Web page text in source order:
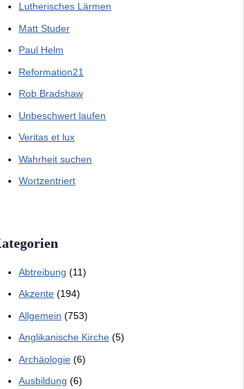
Lutherisches Lärmen
Matt Studer
Paul Helm
Reformation21
Rob Bradshaw
Unbeschwert laufen
Veritas et lux
Wahrheit suchen
Wortzentriert
Abtreibung (11)
Akzente (194)
Allgemein (753)
Anglikanische Kirche (5)
Archäologie (6)
Ausbildung (6)